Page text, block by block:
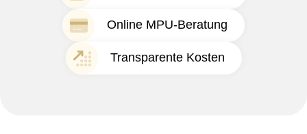
Online MPU-Beratung
Transparente Kosten